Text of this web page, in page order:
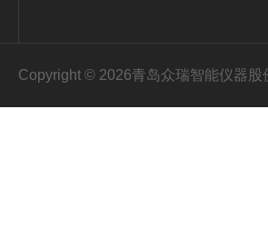
Copyright © 2026青岛众瑞智能仪器